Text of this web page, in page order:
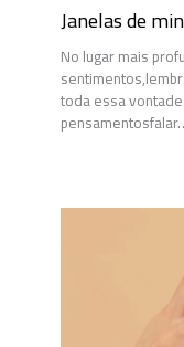
Janelas de
No lugar mais
toda essa